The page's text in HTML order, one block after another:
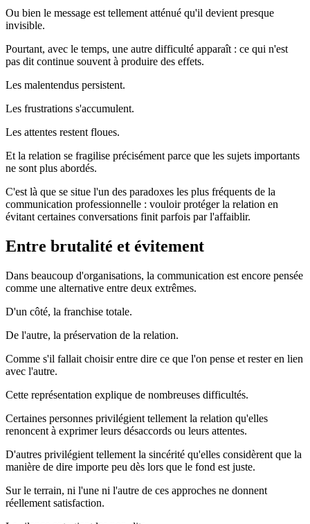
Ou bien le message est tellement atténué qu'il devient presque
invisible.
Pourtant, avec le temps, une autre difficulté apparaît : ce qui n'est
pas dit continue souvent à produire des effets.
Les malentendus persistent.
Les frustrations s'accumulent.
Les attentes restent floues.
Et la relation se fragilise précisément parce que les sujets importants
ne sont plus abordés.
C'est là que se situe l'un des paradoxes les plus fréquents de la
communication professionnelle : vouloir protéger la relation en
évitant certaines conversations finit parfois par l'affaiblir.
Entre brutalité et évitement
Dans beaucoup d'organisations, la communication est encore pensée
comme une alternative entre deux extrêmes.
D'un côté, la franchise totale.
De l'autre, la préservation de la relation.
Comme s'il fallait choisir entre dire ce que l'on pense et rester en lien
avec l'autre.
Cette représentation explique de nombreuses difficultés.
Certaines personnes privilégient tellement la relation qu'elles
renoncent à exprimer leurs désaccords ou leurs attentes.
D'autres privilégient tellement la sincérité qu'elles considèrent que la
manière de dire importe peu dès lors que le fond est juste.
Sur le terrain, ni l'une ni l'autre de ces approches ne donnent
réellement satisfaction.